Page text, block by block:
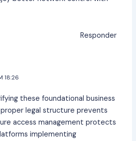
Responder
18:26
these foundational business
legal structure prevents
access management protects
implementing